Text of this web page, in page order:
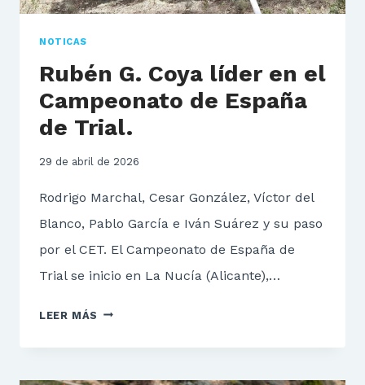
NOTICAS
Rubén G. Coya líder en el
Campeonato de España
de Trial.
29 de abril de 2026
Rodrigo Marchal, Cesar González, Víctor del
Blanco, Pablo García e Iván Suárez y su paso
por el CET. El Campeonato de España de
Trial se inicio en La Nucía (Alicante),…
LEER MÁS RUBÉN
COYA